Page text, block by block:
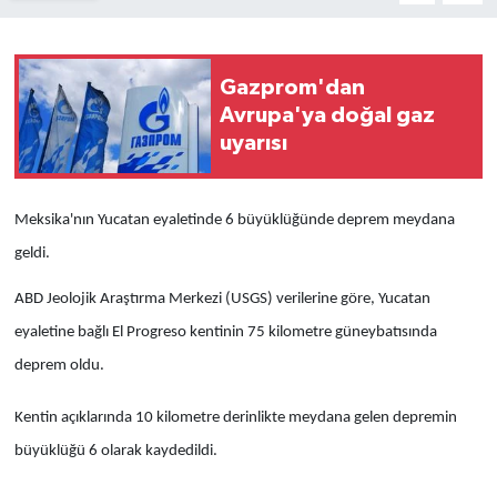
Gazprom'dan
Avrupa'ya doğal gaz
uyarısı
Meksika'nın Yucatan eyaletinde 6 büyüklüğünde deprem meydana
geldi.
ABD Jeolojik Araştırma Merkezi (USGS) verilerine göre, Yucatan
eyaletine bağlı El Progreso kentinin 75 kilometre güneybatısında
deprem oldu.
Kentin açıklarında 10 kilometre derinlikte meydana gelen depremin
büyüklüğü 6 olarak kaydedildi.